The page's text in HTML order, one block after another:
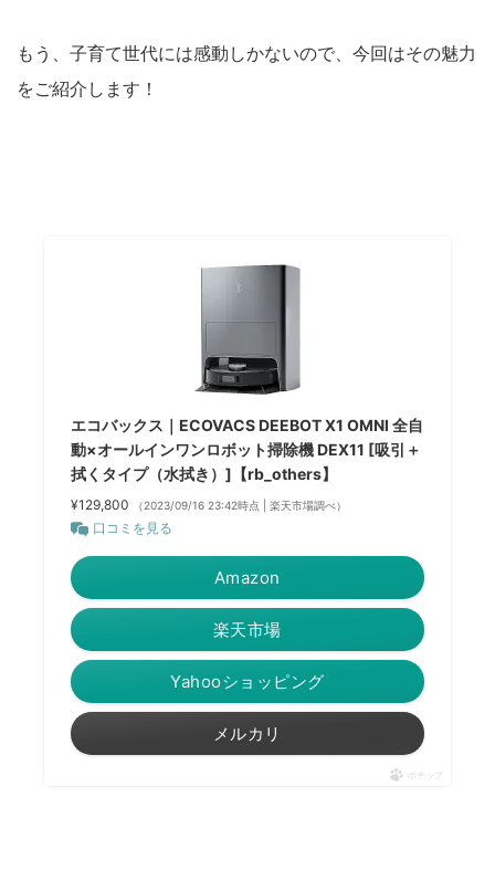
もう、子育て世代には感動しかないので、今回はその魅力
をご紹介します！
エコバックス｜ECOVACS DEEBOT X1 OMNI 全自
動×オールインワンロボット掃除機 DEX11 [吸引＋
拭くタイプ（水拭き）]【rb_others】
¥129,800 （2023/09/16 23:42時点 | 楽天市場調べ）
口コミを見る
Amazon
楽天市場
Yahooショッピング
メルカリ
ポチップ